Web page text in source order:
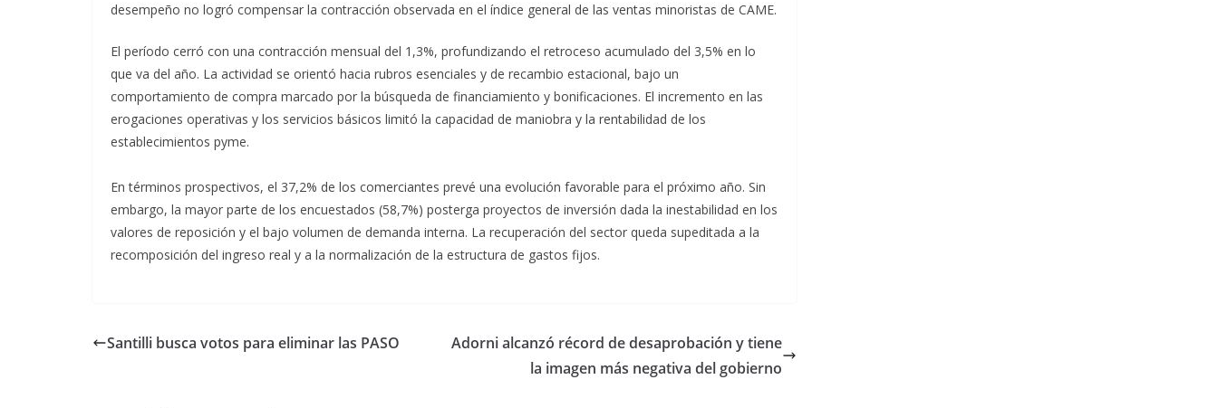
desempeño no logró compensar la contracción observada en el índice general de las ventas minoristas de CAME.
El período cerró con una contracción mensual del 1,3%, profundizando el retroceso acumulado del 3,5% en lo
que va del año. La actividad se orientó hacia rubros esenciales y de recambio estacional, bajo un
comportamiento de compra marcado por la búsqueda de financiamiento y bonificaciones. El incremento en las
erogaciones operativas y los servicios básicos limitó la capacidad de maniobra y la rentabilidad de los
establecimientos pyme.
En términos prospectivos, el 37,2% de los comerciantes prevé una evolución favorable para el próximo año. Sin
embargo, la mayor parte de los encuestados (58,7%) posterga proyectos de inversión dada la inestabilidad en los
valores de reposición y el bajo volumen de demanda interna. La recuperación del sector queda supeditada a la
recomposición del ingreso real y a la normalización de la estructura de gastos fijos.
Santilli busca votos para eliminar las PASO
Adorni alcanzó récord de desaprobación y tiene
la imagen más negativa del gobierno